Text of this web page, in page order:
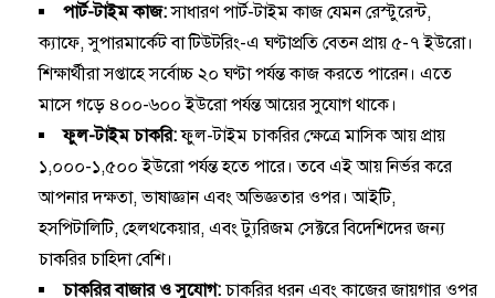
পার্ট-টাইম কাজ:সাধারণ পার্ট-টাইম কাজ যেমন রেস্টুরেন্ট,
ক্যাফে, সুপারমার্কেট বা টিউটরিং-এ ঘণ্টাপ্রতি বেতন প্রায় ৫-৭ ইউরো।
শিক্ষার্থীরা সপ্তাহে সর্বোচ্চ ২০ ঘণ্টা পর্যন্ত কাজ করতে পারেন। এতে
মাসে গড়ে ৪০০-৬০০ ইউরো পর্যন্ত আয়ের সুযোগ থাকে।
ফুল-টাইম চাকরি:ফুল-টাইম চাকরির ক্ষেত্রে মাসিক আয় প্রায়
১,০০০-১,৫০০ ইউরো পর্যন্ত হতে পারে। তবে এই আয় নির্ভর করে
আপনার দক্ষতা, ভাষাজ্ঞান এবং অভিজ্ঞতার ওপর। আইটি,
হসপিটালিটি, হেলথকেয়ার, এবং ট্যুরিজম সেক্টরে বিদেশিদের জন্য
চাকরির চাহিদা বেশি।
চাকরির বাজার ও সুযোগ:চাকরির ধরন এবং কাজের জায়গার ওপর